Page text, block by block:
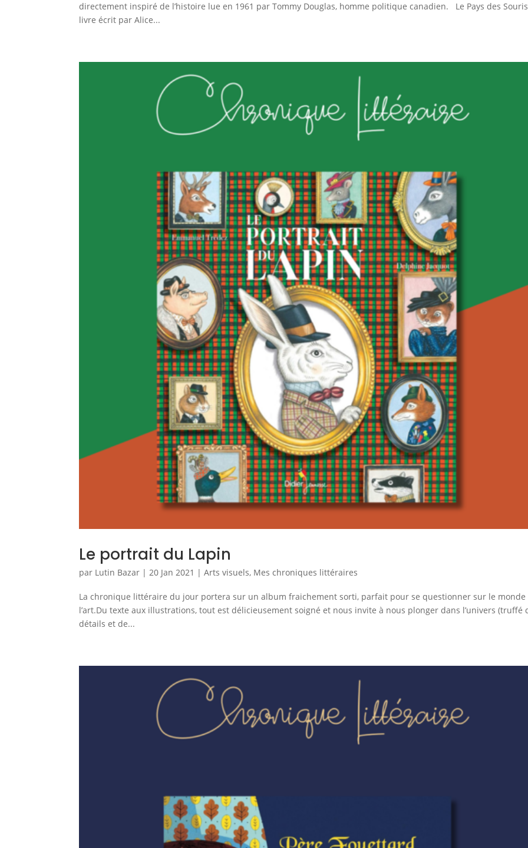
directement inspiré de l’histoire lue en 1961 par Tommy Douglas, homme politique canadien. Le Pays des
livre écrit par Alice...
Le portrait du Lapin
par Lutin Bazar |20 Jan 2021 |Arts visuels, Mes chroniques littéraires
La chronique littéraire du jour portera sur un album fraichement sorti, parfait pour se questionner sur le monde
l’art.Du texte aux illustrations, tout est délicieusement soigné et nous invite à nous plonger dans l’univers (truffé
détails et de...